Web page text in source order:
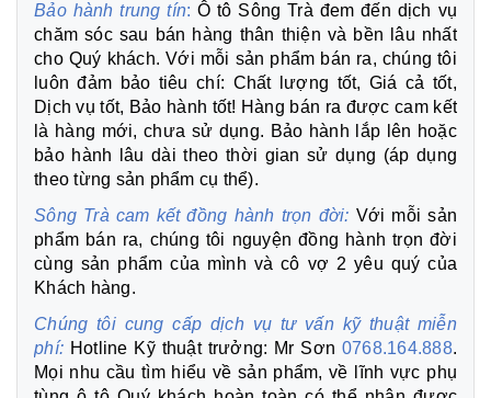
Bảo hành trung tín:Ô tô Sông Trà đem đến dịch vụ
chăm sóc sau bán hàng thân thiện và bền lâu nhất
cho Quý khách. Với mỗi sản phẩm bán ra, chúng tôi
luôn đảm bảo tiêu chí: Chất lượng tốt, Giá cả tốt,
Dịch vụ tốt, Bảo hành tốt! Hàng bán ra được cam kết
là hàng mới, chưa sử dụng. Bảo hành lắp lên hoặc
bảo hành lâu dài theo thời gian sử dụng (áp dụng
theo từng sản phẩm cụ thể).
Sông Trà cam kết đồng hành trọn đời: Với mỗi sản
phẩm bán ra, chúng tôi nguyện đồng hành trọn đời
cùng sản phẩm của mình và cô vợ 2 yêu quý của
Khách hàng.
Chúng tôi cung cấp dịch vụ tư vấn kỹ thuật miễn
phí: Hotline Kỹ thuật trưởng: Mr Sơn 0768.164.888.
Mọi nhu cầu tìm hiểu về sản phẩm, về lĩnh vực phụ